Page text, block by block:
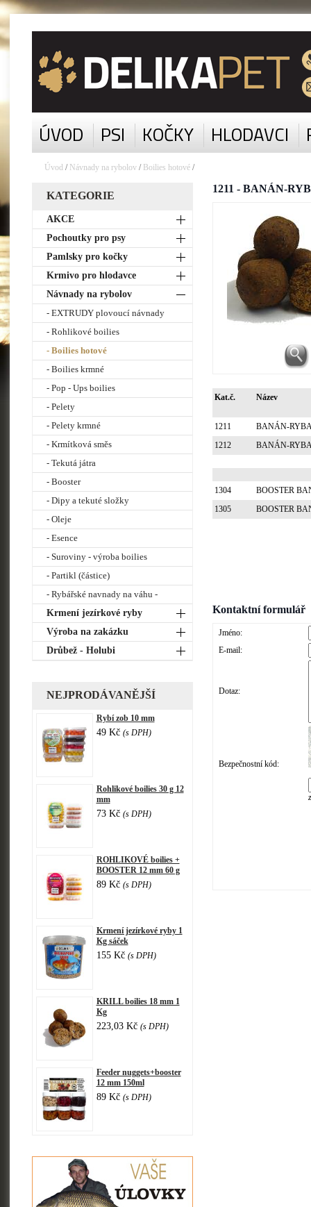
ÚVOD PSI KOČKY HLODAVCI
Úvod / Návnady na rybolov/ Boilies hotové/
KATEGORIE
AKCE
Pochoutky pro psy
Pamlsky pro kočky
Krmivo pro hlodavce
Návnady na rybolov
- EXTRUDY plovoucí návnady
- Rohlikové boilies
- Boilies hotové
- Boilies krmné
- Pop - Ups boilies
- Pelety
- Pelety krmné
- Krmítková směs
- Tekutá játra
- Booster
- Dipy a tekuté složky
- Oleje
- Esence
- Suroviny - výroba boilies
- Partikl (částice)
- Rybářské navnady na váhu -
Krmení jezírkové ryby
Výroba na zakázku
Drůbež - Holubi
NEJPRODÁVANĚJŠÍ
Rybí zob 10 mm
49 Kč (s DPH)
Rohlikové boilies 30 g 12
mm
73 Kč (s DPH)
ROHLIKOVÉ boilies +
BOOSTER 12 mm 60 g
89 Kč (s DPH)
Krmení jezírkové ryby 1
Kg sáček
155 Kč (s DPH)
KRILL boilies 18 mm 1
Kg
223,03 Kč (s DPH)
Feeder nuggets+booster
12 mm 150ml
89 Kč (s DPH)
1211 - BANÁN-
Kat.č. Název
1211
BANÁN-
1212
BANÁN-RYBA
1304
BOOSTER
1305
BOOSTER
Kontaktní formulář
Jméno:
E-mail:
Dotaz:
Bezpečnostní kód: